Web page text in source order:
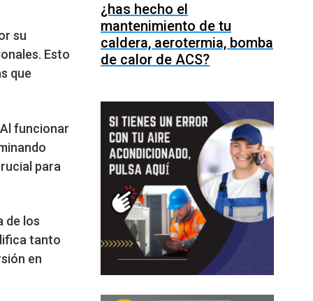
su
Esto
que
funcionar
para
de los
tanto
en
¿has hecho el
mantenimiento de tu
caldera, aerotermia, bomba
de calor de ACS?